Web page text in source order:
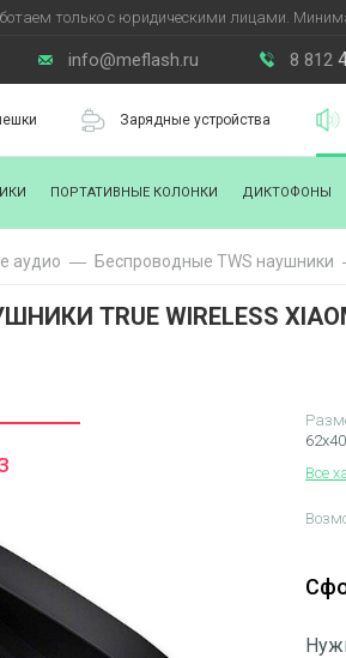
только с юридическими лицами.
info@meflash.ru 8 812
Зарядные устройства
ПОРТАТИВНЫЕ КОЛОНКИ ДИКТОФОНЫ
аудио Беспроводные TWS наушники
TRUE WIRELESS
Все